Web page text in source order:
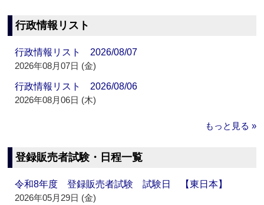
行政情報リスト
行政情報リスト 2026/08/07
2026年08月07日 (金)
行政情報リスト 2026/08/06
2026年08月06日 (木)
もっと見る »
登録販売者試験・日程一覧
令和8年度 登録販売者試験 試験日 【東日本】
2026年05月29日 (金)